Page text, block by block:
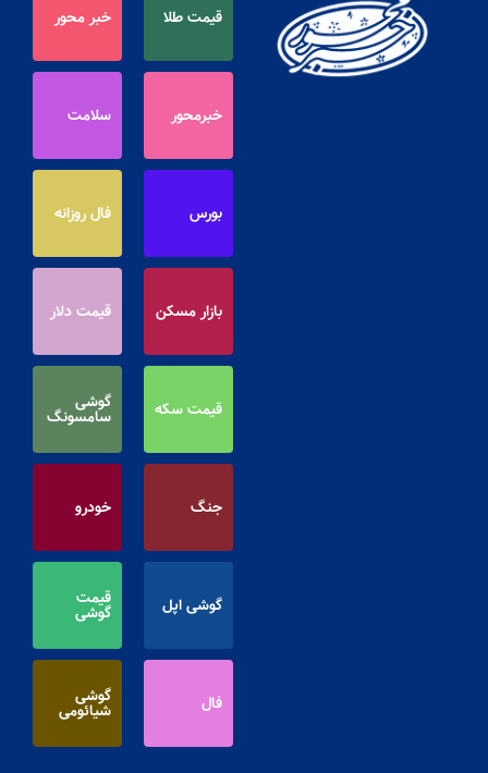
قیمت طلا خبر محور
خبرمحور سلامت
بورس فال روزانه
بازار مسکن قیمت دلار
قیمت سکه گوشی
سامسونگ
جنگ خودرو
گوشی اپل قیمت
گوشی
فال گوشی
شیائومی